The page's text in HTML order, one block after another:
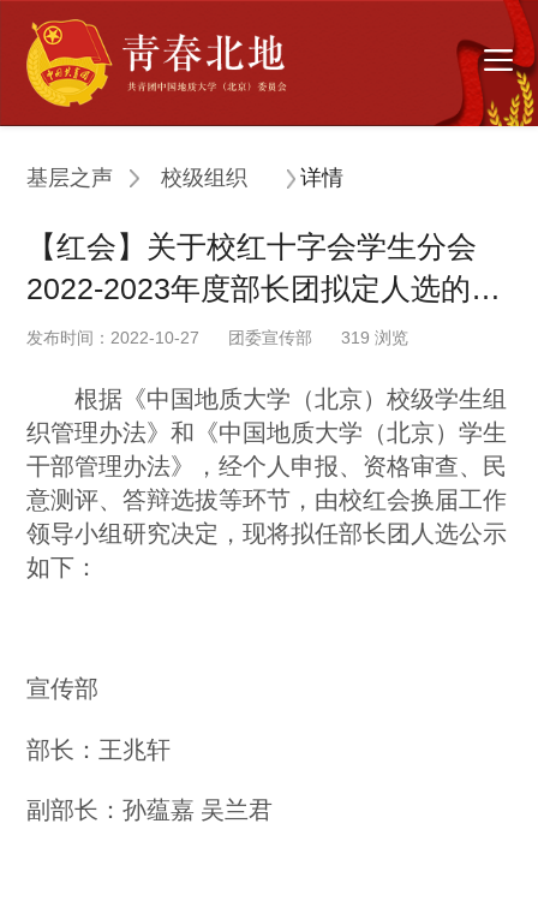
基层之声 校级组织 详情
【红会】关于校红十字会学生分会
2022-2023年度部长团拟定人选的公
示
发布时间：2022-10-27 团委宣传部 319 浏览
根据《中国地质大学（北京）校级学生组
织管理办法》和《中国地质大学（北京）学生
干部管理办法》，经个人申报、资格审查、民
意测评、答辩选拔等环节，由校红会换届工作
领导小组研究决定，现将拟任部长团人选公示
如下：
宣传部
部长：王兆轩
副部长：孙蕴嘉 吴兰君